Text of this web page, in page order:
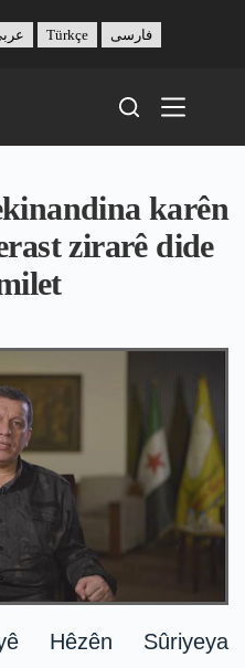
Türkçe فارسی
karên
zirarê dide
Hêzên Sûriyeya